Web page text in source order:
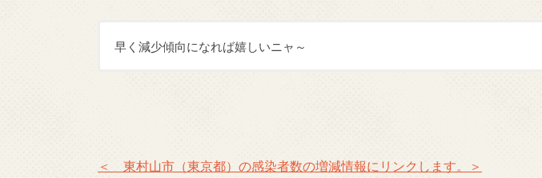
早く減少傾向になれば嬉しいニャ～
＜ 東村山市（東京都）の感染者数の増減情報にリンクします。＞